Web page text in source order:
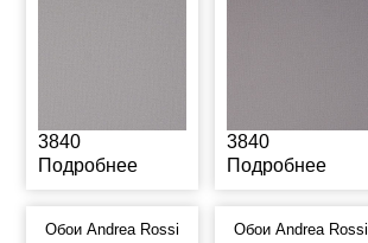
3840
Подробнее
3840
Подробнее
Обои Andrea Rossi
Обои Andrea Rossi